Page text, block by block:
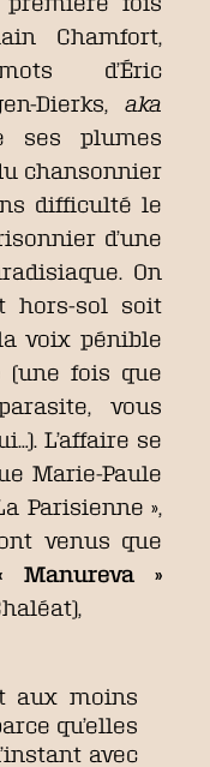
Chamfort,
d’Éric
Dierks, aka
ses plumes
chansonnier
difficulté le
d’une
On
hors-sol soit
voix pénible
(une fois que
vous
L’affaire se
Marie-Paule
Parisienne »,
venus que
Manureva »
aux moins
qu’elles
avec